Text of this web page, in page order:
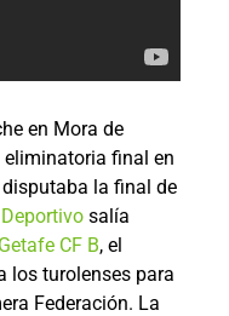
en Mora de
final en
la final de
salía
Getafe CF B, el
los turolenses para
Federación. La